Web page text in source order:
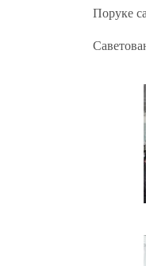
Поруке